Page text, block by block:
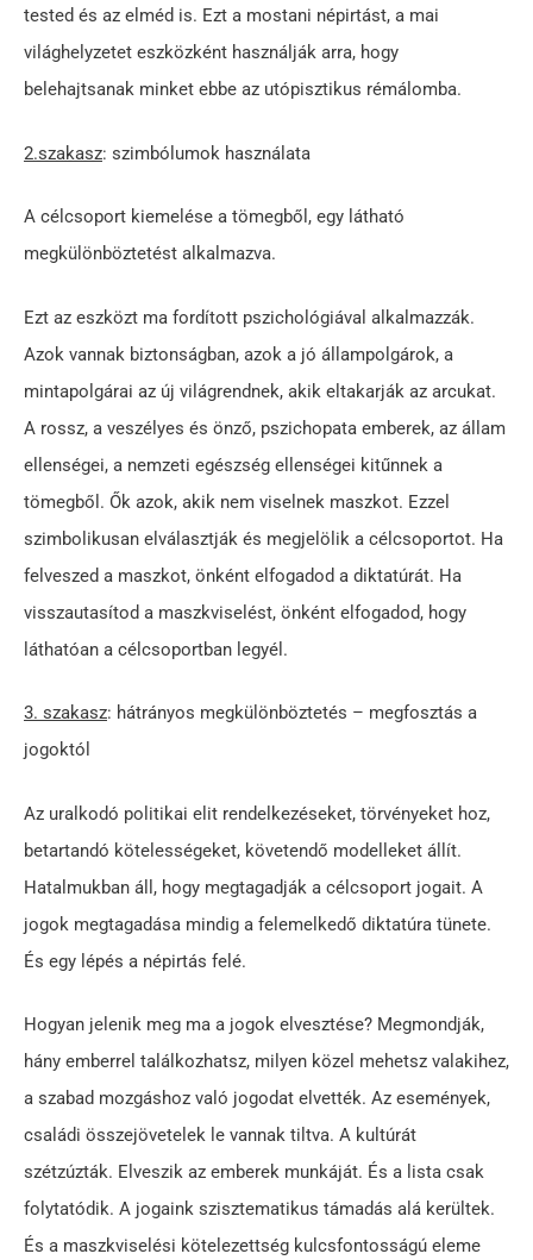
tested és az elméd is. Ezt a mostani népirtást, a mai
világhelyzetet eszközként használják arra, hogy
belehajtsanak minket ebbe az utópisztikus rémálomba.
2.szakasz: szimbólumok használata
A célcsoport kiemelése a tömegből, egy látható
megkülönböztetést alkalmazva.
Ezt az eszközt ma fordított pszichológiával alkalmazzák.
Azok vannak biztonságban, azok a jó állampolgárok, a
mintapolgárai az új világrendnek, akik eltakarják az arcukat.
A rossz, a veszélyes és önző, pszichopata emberek, az állam
ellenségei, a nemzeti egészség ellenségei kitűnnek a
tömegből. Ők azok, akik nem viselnek maszkot. Ezzel
szimbolikusan elválasztják és megjelölik a célcsoportot. Ha
felveszed a maszkot, önként elfogadod a diktatúrát. Ha
visszautasítod a maszkviselést, önként elfogadod, hogy
láthatóan a célcsoportban legyél.
3. szakasz: hátrányos megkülönböztetés – megfosztás a
jogoktól
Az uralkodó politikai elit rendelkezéseket, törvényeket hoz,
betartandó kötelességeket, követendő modelleket állít.
Hatalmukban áll, hogy megtagadják a célcsoport jogait. A
jogok megtagadása mindig a felemelkedő diktatúra tünete.
És egy lépés a népirtás felé.
Hogyan jelenik meg ma a jogok elvesztése? Megmondják,
hány emberrel találkozhatsz, milyen közel mehetsz valakihez,
a szabad mozgáshoz való jogodat elvették. Az események,
családi összejövetelek le vannak tiltva. A kultúrát
szétzúzták. Elveszik az emberek munkáját. És a lista csak
folytatódik. A jogaink szisztematikus támadás alá kerültek.
És a maszkviselési kötelezettség kulcsfontosságú eleme